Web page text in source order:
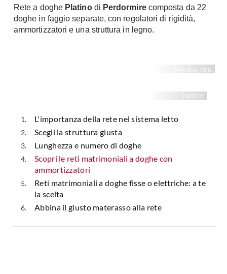
Rete a doghe Platino di Perdormirecomposta da 22
doghe in faggio separate, con regolatori di rigidità,
ammortizzatori e una struttura in legno.
NAVIGA PER:
INDICE:
L'importanza della rete nel sistema letto
Scegli la struttura giusta
Lunghezza e numero di doghe
Scopri le reti matrimoniali a doghe con
ammortizzatori
Reti matrimoniali a doghe fisse o elettriche: a te
la scelta
Abbina il giusto materasso alla rete